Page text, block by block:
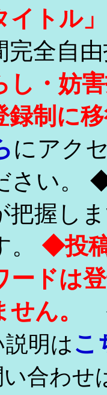
イトル
全自
し・妨
録制に
にアク
さい。
把握し
。 ◆投
ードは
ん。
明はこ
合わせ